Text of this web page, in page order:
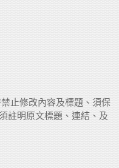
止修改內容及標題、須保
註明原文標題、連結、及